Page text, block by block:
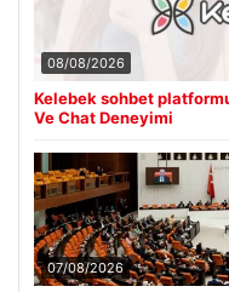
08/08/2026
Kelebek sohbet
Ve Chat Deneyimi
07/08/2026